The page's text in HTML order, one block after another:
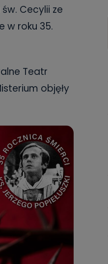
Cecylii ze
w roku 35.
Teatr
objęły